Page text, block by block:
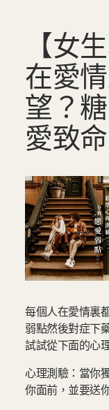
【女
在愛
望？
愛致
每個人在愛情裏
弱點然後對症下
試試從下面的心
心理測驗：當你
你面前，並要送